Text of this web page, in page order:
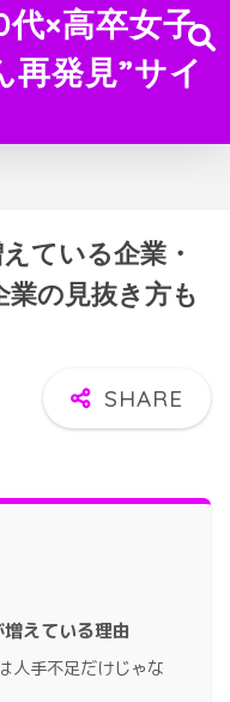
×高卒女子
再発見”サイ
ている企業・
の見抜き方も
えている理由
人手不足だけじゃな